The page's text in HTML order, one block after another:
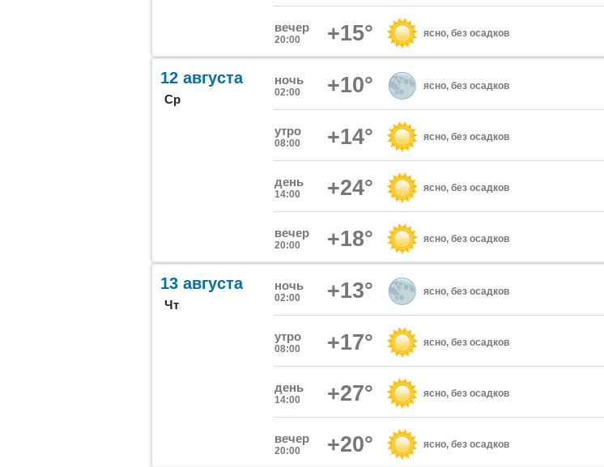
вечер
20:00 +15° ясно, без осадков
12 августа
Ср
ночь
02:00 +10° ясно, без осадков
утро
08:00 +14° ясно, без осадков
день
14:00 +24° ясно, без осадков
вечер
20:00 +18° ясно, без осадков
13 августа
Чт
ночь
02:00 +13° ясно, без осадков
утро
08:00 +17° ясно, без осадков
день
14:00 +27° ясно, без осадков
вечер
20:00 +20° ясно, без осадков